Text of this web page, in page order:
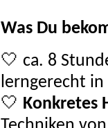
Was Du
🤍 ca. 8
lerngerecht
🤍 Konkretes